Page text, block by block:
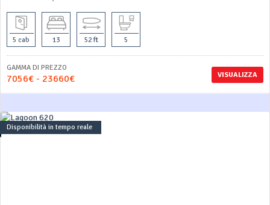
5 cab 13 52 ft 5
VISUALIZZA
GAMMA DI PREZZO
7056€ - 23660€
Disponibilità in tempo reale